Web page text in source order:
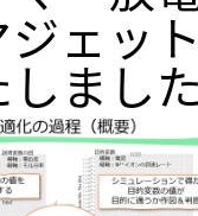
ジェッ
しまし